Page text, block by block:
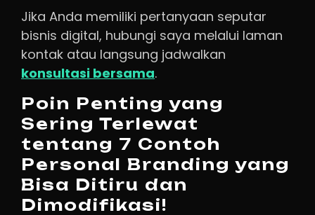
Jika Anda memiliki pertanyaan seputar
bisnis digital, hubungi saya melalui laman
kontak atau langsung jadwalkan
konsultasi bersama.
Poin Penting yang
Sering Terlewat
tentang 7 Contoh
Personal Branding yang
Bisa Ditiru dan
Dimodifikasi!